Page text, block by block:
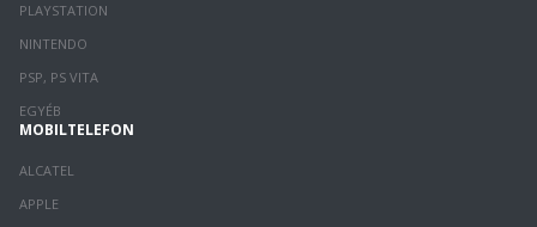
PLAYSTATION
NINTENDO
PSP, PS VITA
EGYÉB
MOBILTELEFON
ALCATEL
APPLE